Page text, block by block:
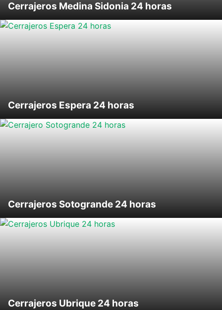
Cerrajeros Medina Sidonia 24 horas
Cerrajeros Espera 24 horas
Cerrajeros Sotogrande 24 horas
Cerrajeros Ubrique 24 horas